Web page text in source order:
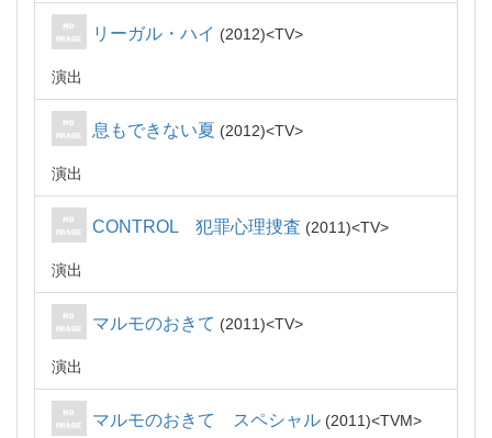
リーガル・ハイ 2012 TV
演出
息もできない夏 2012 TV
演出
CONTROL 犯罪心理捜査 2011 TV
演出
マルモのおきて 2011 TV
演出
マルモのおきて スペシャル 2011 TVM